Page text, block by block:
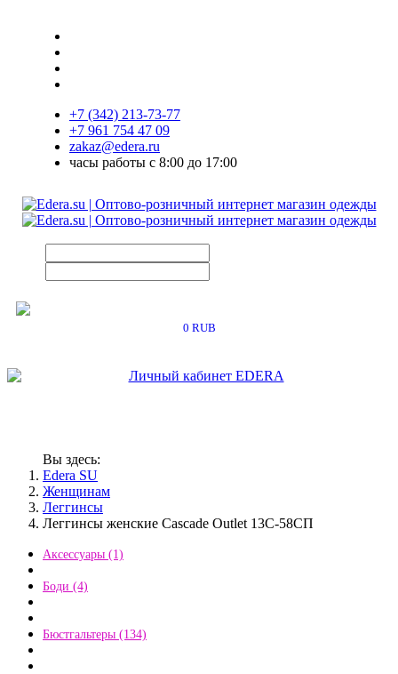
+7 (342) 213-73-77
+7 961 754 47 09
zakaz@edera.ru
часы работы с 8:00 до 17:00
0 RUB
Вы здесь:
Edera SU
Женщинам
Леггинсы
Леггинсы женские Cascade Outlet 13С-58СП
Аксессуары (1)
Боди (4)
Бюстгальтеры (134)